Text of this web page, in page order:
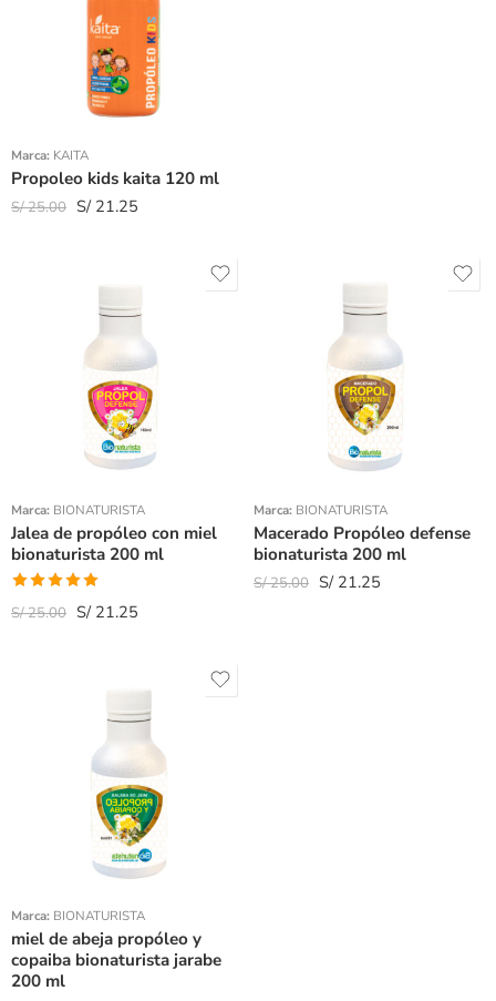
Marca: KAITA
Propoleo kids kaita 120 ml
S/25.00 S/21.25
Marca: BIONATURISTA
Jalea de propóleo con miel
bionaturista 200 ml
Valorado
S/25.00 S/21.25
Marca: BIONATURISTA
Macerado Propóleo defense
bionaturista 200 ml
S/25.00 S/21.25
Marca: BIONATURISTA
miel de abeja propóleo y
copaiba bionaturista jarabe
200 ml